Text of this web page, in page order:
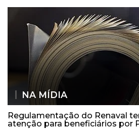
NA MÍDIA
Regulamentação do Renaval
atenção para beneficiários por